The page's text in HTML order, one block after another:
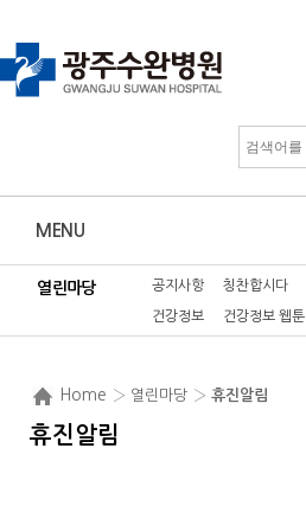
MENU
열린마당 공지사항 칭찬합시다
건강정보 건강정보 웹툰
Home › 열린마당 › 휴진알림
휴진알림